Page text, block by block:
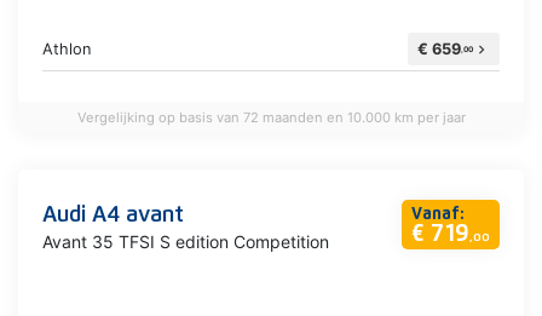
Athlon € 659,00 chevron_right
Vergelijking op basis van 72 maanden en 10.000 km per jaar
Vanaf:
€ 719,00
Audi A4 avant
Avant 35 TFSI S edition Competition